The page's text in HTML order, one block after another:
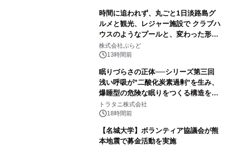
時間に追われず、丸ごと1日淡路島グ
ルメと観光、レジャー施設で クラブハ
ウスのようなプールと、変わった形の
サウナも 「THE BOXY AWAJI」のお
得な素泊まり連泊プランで
株式会社ぷらど
13時間前
眠りづらさの正体──シリーズ第三回
浅い呼吸が"二酸化炭素過剰"を生み、
爆睡型の危険な眠りをつくる構造を解
説
トラタニ株式会社
18時間前
【名城大学】ボランティア協議会が熊
本地震で募金活動を実施